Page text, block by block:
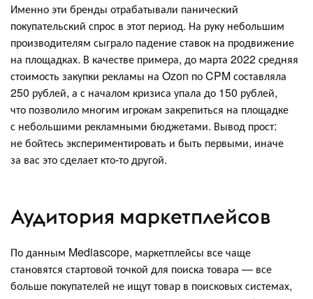
Именно эти бренды отрабатывали панический
покупательский спрос в этот период. На руку небольшим
производителям сыграло падение ставок на продвижение
на площадках. В качестве примера, до марта 2022 средняя
стоимость закупки рекламы на Ozon по CPM составляла
250 рублей, а с началом кризиса упала до 150 рублей,
что позволило многим игрокам закрепиться на площадке
с небольшими рекламными бюджетами. Вывод прост:
не бойтесь экспериментировать и быть первыми, иначе
за вас это сделает кто-то другой.
Аудитория маркетплейсов
По данным Mediascope, маркетплейсы все чаще
становятся стартовой точкой для поиска товара — все
больше покупателей не ищут товар в поисковых системах,